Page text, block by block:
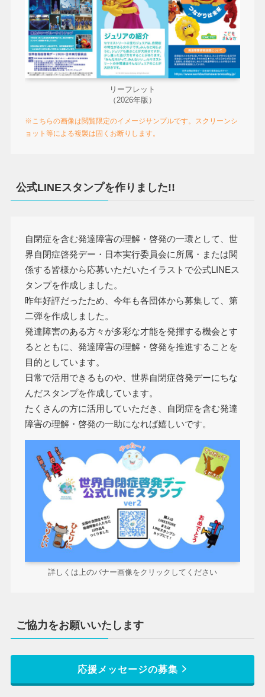
リーフレット
（2026年版）
※こちらの画像は閲覧限定のイメージサンプルです。スクリーンシ
ョット等による複製は固くお断りします。
公式LINEスタンプを作りました!!
自閉症を含む発達障害の理解・啓発の一環として、世
界自閉症啓発デー・日本実行委員会に所属・または関
係する皆様から応募いただいたイラストで公式LINEス
タンプを作成しました。
昨年好評だったため、今年も各団体から募集して、第
二弾を作成しました。
発達障害のある方々が多彩な才能を発揮する機会とす
るとともに、発達障害の理解・啓発を推進することを
目的としています。
日常で活用できるものや、世界自閉症啓発デーにちな
んだスタンプを作成しています。
たくさんの方に活用していただき、自閉症を含む発達
障害の理解・啓発の一助になれば嬉しいです。
詳しくは上のバナー画像をクリックしてください
ご協力をお願いいたします
応援メッセージの募集